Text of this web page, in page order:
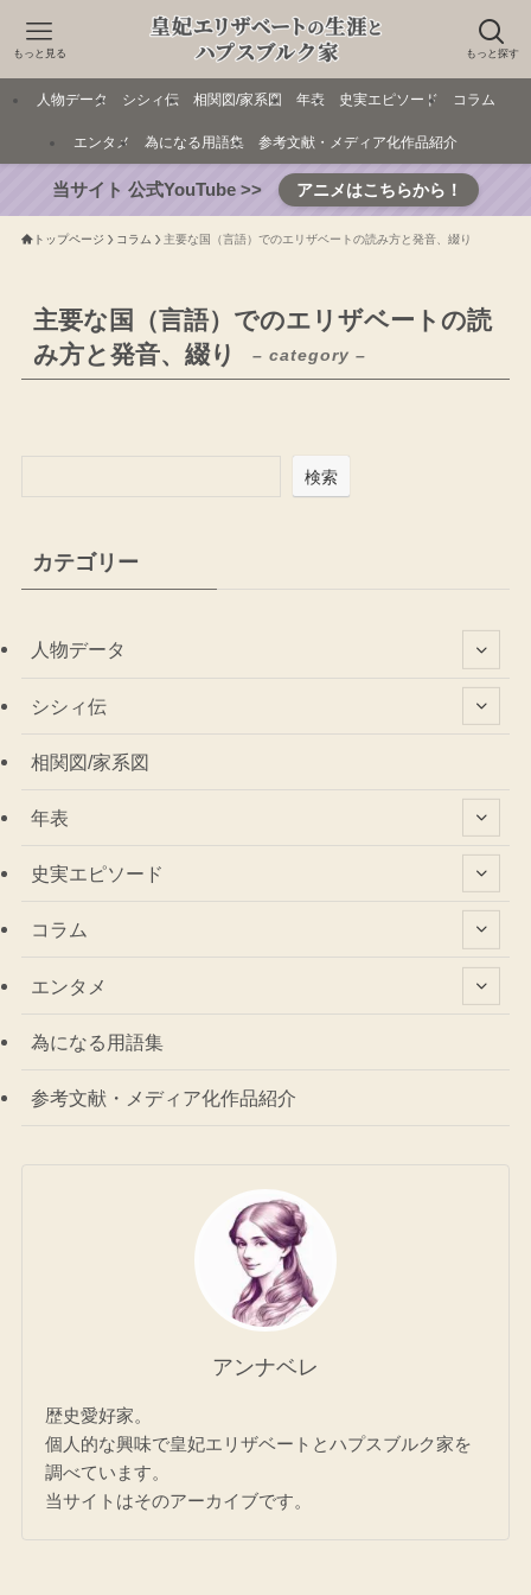
もっと探す
もっと見る
人物データ シシィ伝 相関図/家系図 年表 史実エピソード コラム
エンタメ 為になる用語集 参考文献・メディア化作品紹介
当サイト 公式YouTube >> アニメはこちらから！
トップページ コラム 主要な国（言語）でのエリザベートの読み方と発音、綴り
主要な国（言語）でのエリザベートの読
み方と発音、綴り
– category –
検索
カテゴリー
人物データ
シシィ伝
相関図/家系図
年表
史実エピソード
コラム
エンタメ
為になる用語集
参考文献・メディア化作品紹介
アンナベレ
歴史愛好家。
個人的な興味で皇妃エリザベートとハプスブルク家を
調べています。
当サイトはそのアーカイブです。